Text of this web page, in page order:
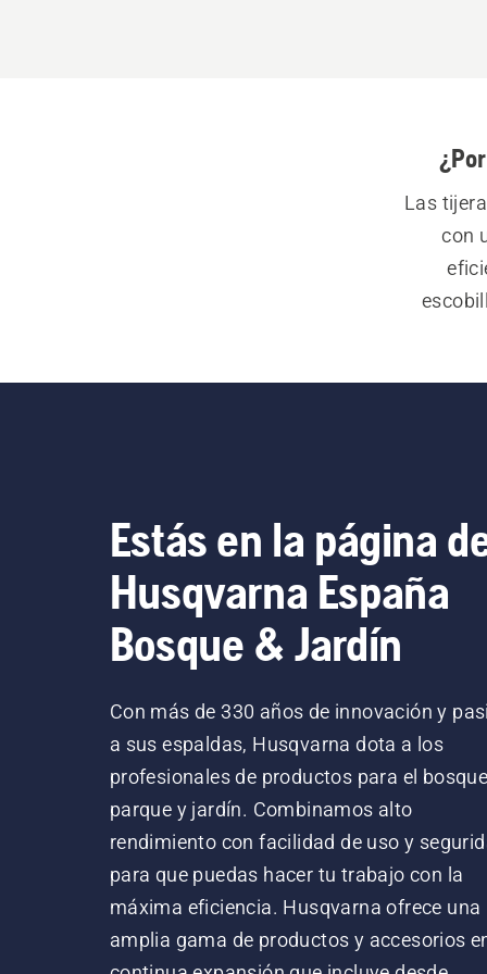
Las
con
Estás en la página
Husqvarna España
Bosque & Jardín
Con más de 330 años de innovación y
a sus espaldas, Husqvarna dota a los
profesionales de productos para el
parque y jardín. Combinamos alto
rendimiento con facilidad de uso y
para que puedas hacer tu trabajo con la
máxima eficiencia. Husqvarna ofrece una
amplia gama de productos y accesorios